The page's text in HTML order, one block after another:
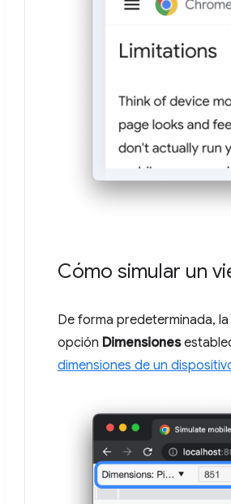
Cómo simular un
De forma predeterminada,
opción Dimensiones
dimensiones de un